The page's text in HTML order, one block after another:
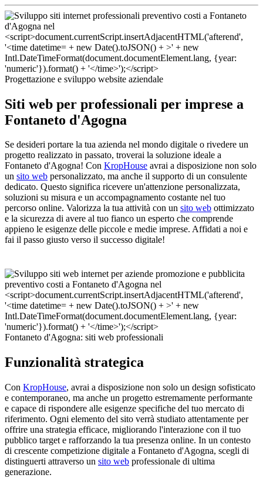
Progettazione e sviluppo website aziendale
Siti web per professionali per imprese a
Fontaneto d'Agogna
Se desideri portare la tua azienda nel mondo digitale o rivedere un
progetto realizzato in passato, troverai la soluzione ideale a
Fontaneto d'Agogna! Con KropHouse avrai a disposizione non solo
un sito web personalizzato, ma anche il supporto di un consulente
dedicato. Questo significa ricevere un'attenzione personalizzata,
soluzioni su misura e un accompagnamento costante nel tuo
percorso online. Valorizza la tua attività con un sito web ottimizzato
e la sicurezza di avere al tuo fianco un esperto che comprende
appieno le esigenze delle piccole e medie imprese. Affidati a noi e
fai il passo giusto verso il successo digitale!
Fontaneto d'Agogna: siti web professionali
Funzionalità strategica
Con KropHouse, avrai a disposizione non solo un design sofisticato
e contemporaneo, ma anche un progetto estremamente performante
e capace di rispondere alle esigenze specifiche del tuo mercato di
riferimento. Ogni elemento del sito verrà studiato attentamente per
offrire una strategia efficace, migliorando l'interazione con il tuo
pubblico target e rafforzando la tua presenza online. In un contesto
di crescente competizione digitale a Fontaneto d'Agogna, scegli di
distinguerti attraverso un sito web professionale di ultima
generazione.